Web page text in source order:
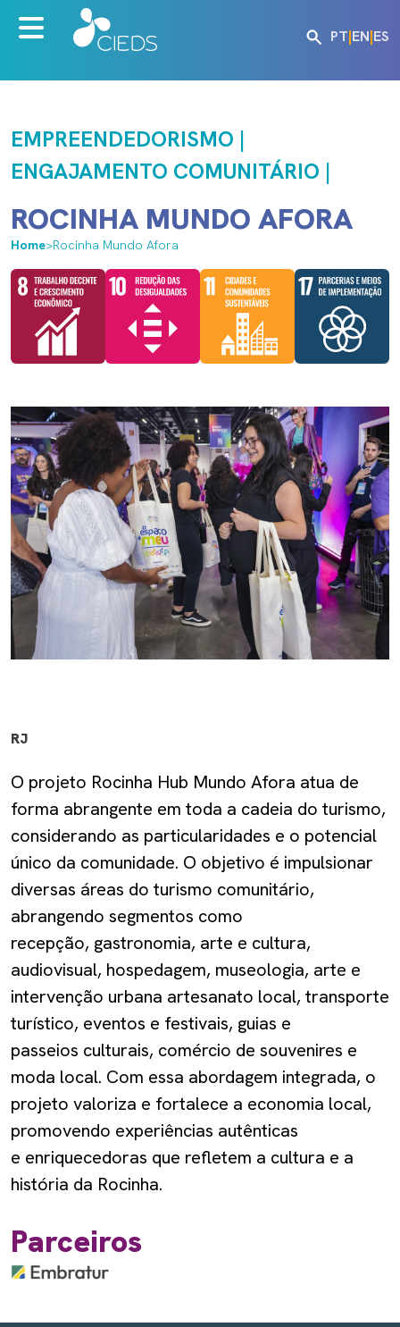
PT|EN|ES
EMPREENDEDORISMO |
ENGAJAMENTO COMUNITÁRIO |
ROCINHA MUNDO AFORA
Home>Rocinha Mundo Afora
RJ
O projeto Rocinha Hub Mundo Afora atua de
forma abrangente em toda a cadeia do turismo,
considerando as particularidades e o potencial
único da comunidade. O objetivo é impulsionar
diversas áreas do turismo comunitário,
abrangendo segmentos como
recepção, gastronomia, arte e cultura,
audiovisual, hospedagem, museologia, arte e
intervenção urbana artesanato local, transporte
turístico, eventos e festivais, guias e
passeios culturais, comércio de souvenires e
moda local. Com essa abordagem integrada, o
projeto valoriza e fortalece a economia local,
promovendo experiências autênticas
e enriquecedoras que refletem a cultura e a
história da Rocinha.
Parceiros